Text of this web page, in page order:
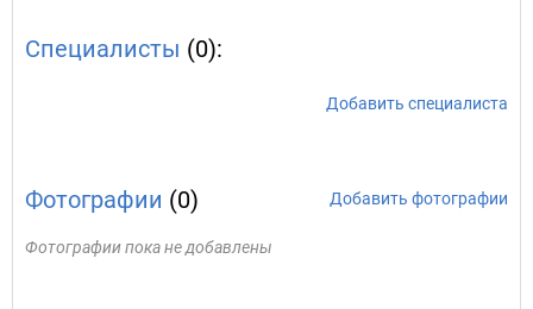
Специалисты (0):
Добавить специалиста
Фотографии (0) Добавить фотографии
Фотографии пока не добавлены